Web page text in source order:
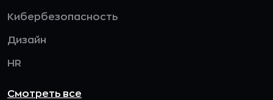
Кибербезопасность
Дизайн
HR
Смотреть все